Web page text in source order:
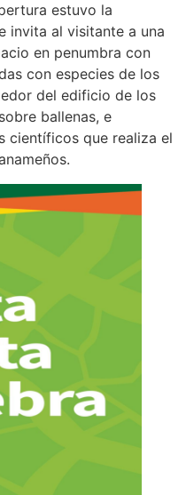
estuvo la
invita al visitante a una
en penumbra con
con especies de los
del edificio de los
ballenas, e
científicos que realiza el